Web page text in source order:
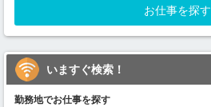
お仕事を探す
いますぐ検索！
勤務地でお仕事を探す